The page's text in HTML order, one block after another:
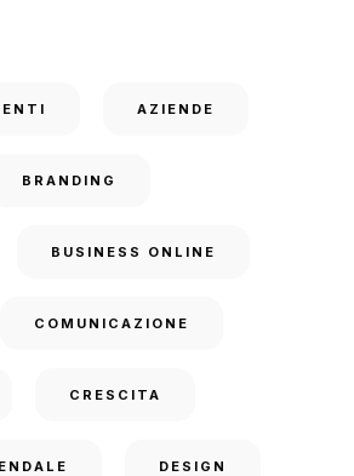
AZIENDE
BRANDING
BUSINESS ONLINE
COMUNICAZIONE
CRESCITA
DESIGN